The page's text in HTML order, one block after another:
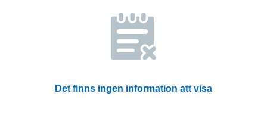
Det finns ingen information att visa